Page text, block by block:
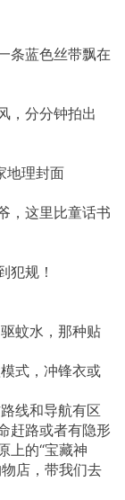
条蓝色丝带飘在
，分分钟拍出
地理封面
，这里比童话书
犯规！
蚊水，那种贴
式，冲锋衣或
线和导航有区
赶路或者有隐形
上的“宝藏神
店，带我们去